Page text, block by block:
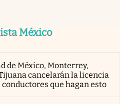
México
de México, Monterrey,
cancelarán la licencia
que hagan esto